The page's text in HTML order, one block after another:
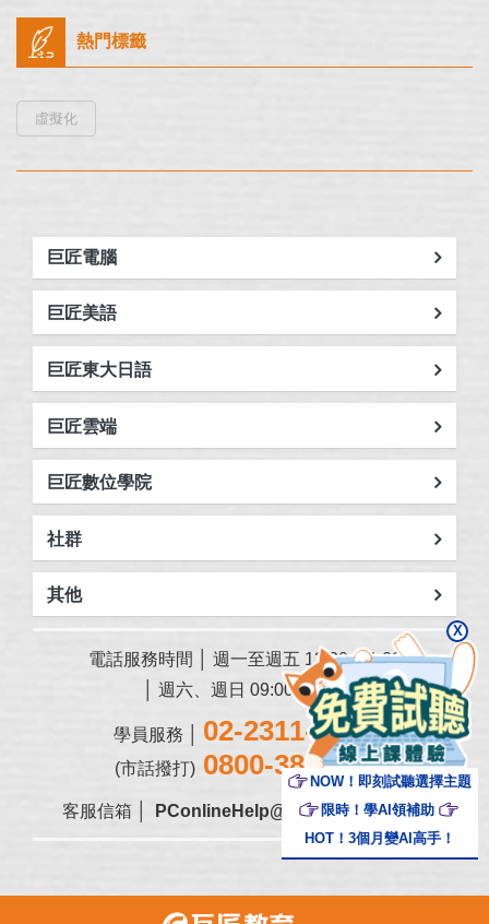
X
NOW！即刻試聽選擇主題
限時！學AI領補助
HOT！3個月變AI高手！
熱門標籤
虛擬化
巨匠電腦
巨匠美語
巨匠東大日語
巨匠雲端
巨匠數位學院
社群
其他
電話服務時間 │ 週一至週五 13:30~21:00
│ 週六、週日 09:00~18:00
學員服務 │ 02-2311-5668
(市話撥打) 0800-388-668
客服信箱 │ PConlineHelp@pcschool.com.tw